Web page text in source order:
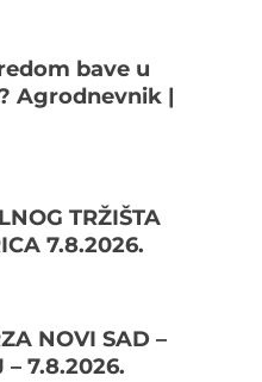
bave u
Agrodnevnik |
TRŽIŠTA
7.8.2026.
NOVI SAD –
– 7.8.2026.